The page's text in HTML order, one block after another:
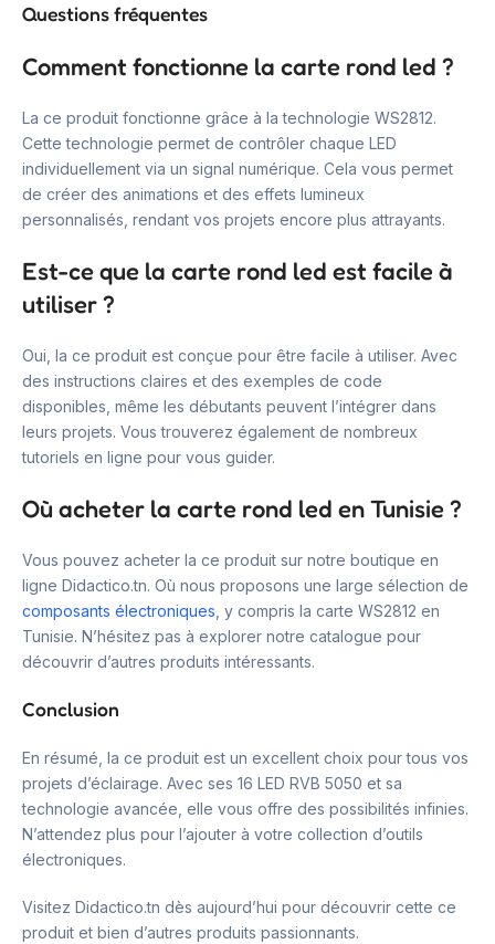
Questions fréquentes
Comment fonctionne la carte rond led ?
La ce produit fonctionne grâce à la technologie WS2812.
Cette technologie permet de contrôler chaque LED
individuellement via un signal numérique. Cela vous permet
de créer des animations et des effets lumineux
personnalisés, rendant vos projets encore plus attrayants.
Est-ce que la carte rond led est facile à
utiliser ?
Oui, la ce produit est conçue pour être facile à utiliser. Avec
des instructions claires et des exemples de code
disponibles, même les débutants peuvent l’intégrer dans
leurs projets. Vous trouverez également de nombreux
tutoriels en ligne pour vous guider.
Où acheter la carte rond led en Tunisie ?
Vous pouvez acheter la ce produit sur notre boutique en
ligne Didactico.tn. Où nous proposons une large sélection de
composants électroniques , y compris la carte WS2812 en
Tunisie. N’hésitez pas à explorer notre catalogue pour
découvrir d’autres produits intéressants.
Conclusion
En résumé, la ce produit est un excellent choix pour tous vos
projets d’éclairage. Avec ses 16 LED RVB 5050 et sa
technologie avancée, elle vous offre des possibilités infinies.
N’attendez plus pour l’ajouter à votre collection d’outils
électroniques.
Visitez Didactico.tn dès aujourd’hui pour découvrir cette ce
produit et bien d’autres produits passionnants.